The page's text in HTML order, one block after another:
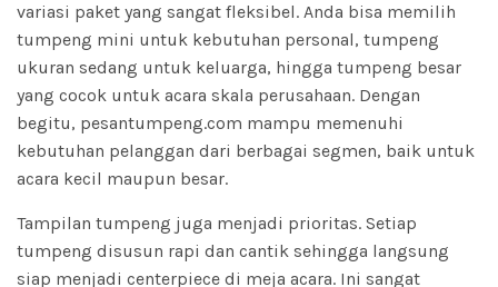
variasi paket yang sangat fleksibel. Anda bisa memilih
tumpeng mini untuk kebutuhan personal, tumpeng
ukuran sedang untuk keluarga, hingga tumpeng besar
yang cocok untuk acara skala perusahaan. Dengan
begitu, pesantumpeng.com mampu memenuhi
kebutuhan pelanggan dari berbagai segmen, baik untuk
acara kecil maupun besar.
Tampilan tumpeng juga menjadi prioritas. Setiap
tumpeng disusun rapi dan cantik sehingga langsung
siap menjadi centerpiece di meja acara. Ini sangat